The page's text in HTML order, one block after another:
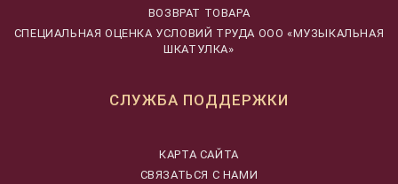
ВОЗВРАТ ТОВАРА
CПЕЦИАЛЬНАЯ ОЦЕНКА УСЛОВИЙ ТРУДА ООО «МУЗЫКАЛЬНАЯ
ШКАТУЛКА»
СЛУЖБА ПОДДЕРЖКИ
КАРТА САЙТА
СВЯЗАТЬСЯ С НАМИ